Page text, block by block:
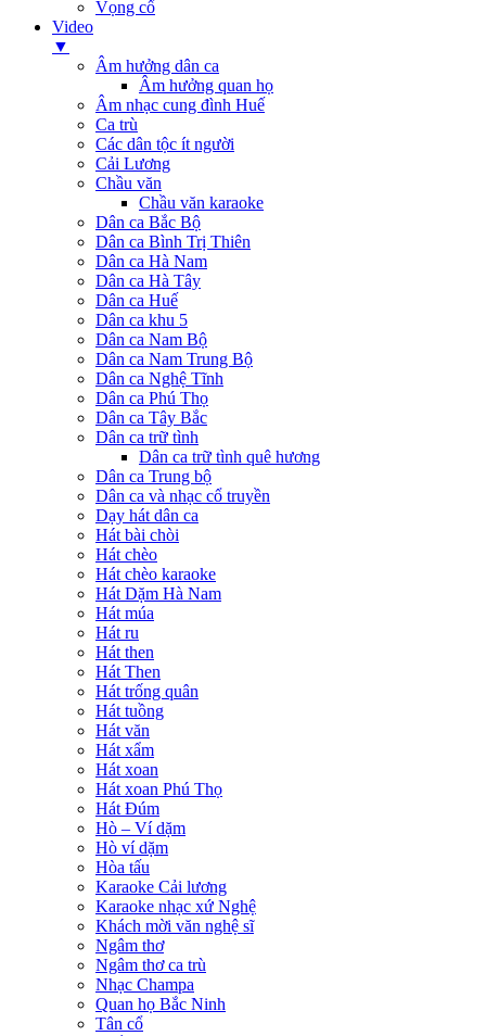
Vọng cổ
Video
▼
Âm hưởng dân ca
Âm hưởng quan họ
Âm nhạc cung đình Huế
Ca trù
Các dân tộc ít người
Cải Lương
Chầu văn
Chầu văn karaoke
Dân ca Bắc Bộ
Dân ca Bình Trị Thiên
Dân ca Hà Nam
Dân ca Hà Tây
Dân ca Huế
Dân ca khu 5
Dân ca Nam Bộ
Dân ca Nam Trung Bộ
Dân ca Nghệ Tĩnh
Dân ca Phú Thọ
Dân ca Tây Bắc
Dân ca trữ tình
Dân ca trữ tình quê hương
Dân ca Trung bộ
Dân ca và nhạc cổ truyền
Dạy hát dân ca
Hát bài chòi
Hát chèo
Hát chèo karaoke
Hát Dặm Hà Nam
Hát múa
Hát ru
Hát then
Hát Then
Hát trống quân
Hát tuồng
Hát văn
Hát xẩm
Hát xoan
Hát xoan Phú Thọ
Hát Đúm
Hò – Ví dặm
Hò ví dặm
Hòa tấu
Karaoke Cải lương
Karaoke nhạc xứ Nghệ
Khách mời văn nghệ sĩ
Ngâm thơ
Ngâm thơ ca trù
Nhạc Champa
Quan họ Bắc Ninh
Tân cổ